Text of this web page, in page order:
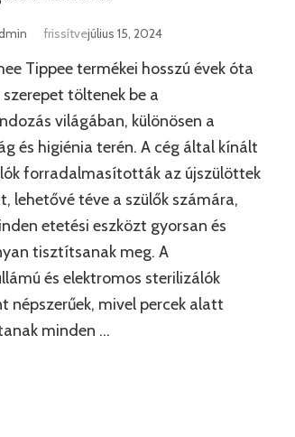
frissítvejúlius 15, 2024
Tippee termékei hosszú évek óta
töltenek be a
világában, különösen a
és higiénia terén. A cég által kínált
forradalmasították az újszülöttek
lehetővé téve a szülők számára,
etetési eszközt gyorsan és
tisztítsanak meg. A
és elektromos sterilizálók
népszerűek, mivel percek alatt
minden …